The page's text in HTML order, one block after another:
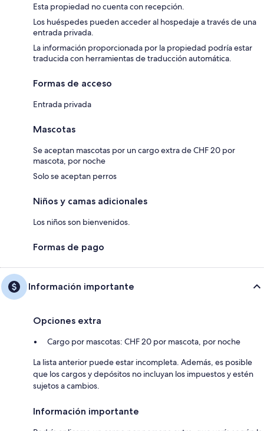
Esta propiedad no cuenta con recepción.
Los huéspedes pueden acceder al hospedaje a través de una
entrada privada.
La información proporcionada por la propiedad podría estar
traducida con herramientas de traducción automática.
Formas de acceso
Entrada privada
Mascotas
Se aceptan mascotas por un cargo extra de CHF 20 por
mascota, por noche
Solo se aceptan perros
Niños y camas adicionales
Los niños son bienvenidos.
Formas de pago
Información importante
Opciones extra
Cargo por mascotas: CHF 20 por mascota, por noche
La lista anterior puede estar incompleta. Además, es posible
que los cargos y depósitos no incluyan los impuestos y estén
sujetos a cambios.
Información importante